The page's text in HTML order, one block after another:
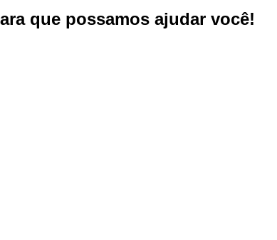
que possamos ajudar você!